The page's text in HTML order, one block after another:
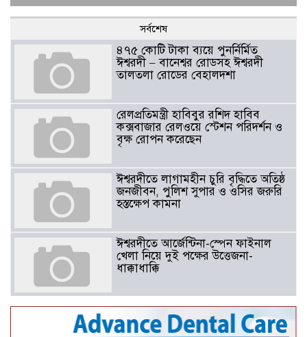
সর্বশেষ
৪৭৫ কোটি টাকা ব্যয়ে পুনর্নির্মিত
ঈশ্বরদী – বানেশ্বর রোডসহ ঈশ্বরদী
তালতলা রোডের বেহালদশা
রেলপ্রতিমন্ত্রী হাবিবুর রশিদ হাবিব
কক্সবাজার রেলওয়ে স্টেশন পরিদর্শন ও
বৃক্ষ রোপন করেছেন
ঈশ্বরদীতে লাগামহীন চুরি বৃদ্ধিতে অতিষ্ঠ
জনজীবন, পুলিশ সুপার ও ওসির জরুরি
হস্তক্ষেপ কামনা ​
ঈশ্বরদীতে আর্জেন্টিনা-স্পেন ফাইনাল
খেলা নিয়ে দুই পক্ষের উত্তেজনা-
ধাক্কাধাক্কি
বাংলাদেশসহ বাসযোগ্য পৃথিবী গড়তে
গাছ লাগিয়ে অক্সিজেন ফ্যাক্টরী গড়ে
তোলার বিকল্প নেই——বিএনপির